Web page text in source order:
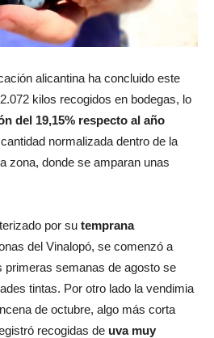
alicantina ha concluido este
kilos recogidos en bodegas, lo
del 19,15% respecto al año
normalizada dentro de la
zona, donde se amparan unas
por su temprana
del Vinalopó, se comenzó a
primeras semanas de agosto se
tintas. Por otro lado la vendimia
de octubre, algo más corta
recogidas de uva muy